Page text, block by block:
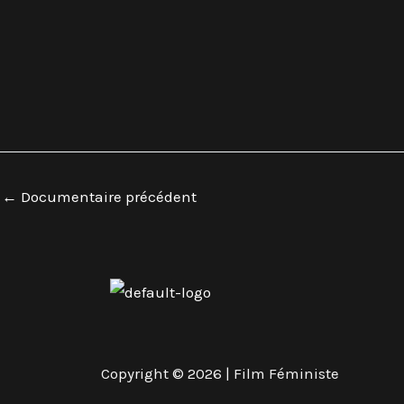
← Documentaire précédent
Copyright © 2026 | Film Féministe